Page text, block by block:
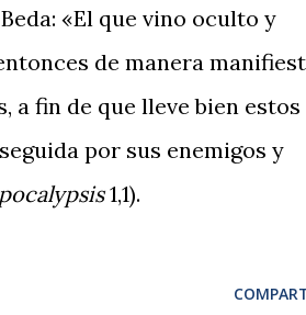
«El que vino oculto y
de manera
a fin de que lleve bien estos
por sus enemigos y
1,1).